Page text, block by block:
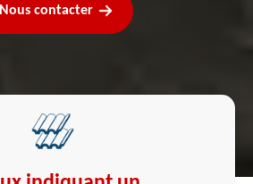
Nous contacter